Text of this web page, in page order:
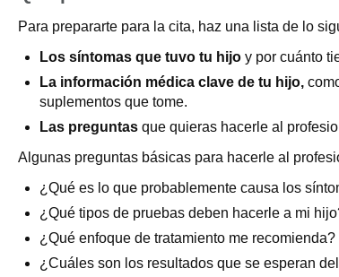
Para prepararte para la cita, haz una lista de lo
Los síntomas que tuvo tu hijo y por cuánto
La información médica clave de tu hijo,
suplementos que tome.
Las preguntas que quieras hacerle al
Algunas preguntas básicas para hacerle al
¿Qué es lo que probablemente causa los
¿Qué tipos de pruebas deben hacerle a mi
¿Qué enfoque de tratamiento me recomienda?
¿Cuáles son los resultados que se esperan